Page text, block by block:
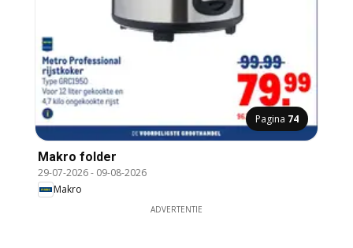
Pagina 74
Makro folder
29-07-2026- 09-08-2026
Makro
ADVERTENTIE